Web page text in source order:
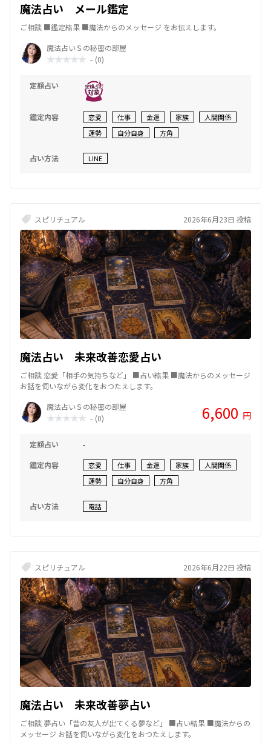
魔法占い メール鑑定
ご相談 ■鑑定結果 ■魔法からのメッセージ をお伝えします。
魔法占いＳの秘密の部屋
- (0)
定額占い
鑑定内容 恋愛 仕事 金運 家族
人間関係
運勢
自分自身 方角
占い方法 LINE
スピリチュアル 2026年6月23日 投稿
魔法占い 未来改善恋愛占い
ご相談 恋愛「相手の気持ちなど」 ■占い結果 ■魔法からのメッセージ
お話を伺いながら変化をおつたえします。
魔法占いＳの秘密の部屋
- (0) 6,600 円
定額占い
-
鑑定内容
恋愛 仕事 金運 家族
人間関係
運勢
自分自身 方角
占い方法 電話
スピリチュアル 2026年6月22日 投稿
魔法占い 未来改善夢占い
ご相談 夢占い「昔の友人が出てくる夢など」 ■占い結果 ■魔法からの
メッセージ お話を伺いながら変化をおつたえします。